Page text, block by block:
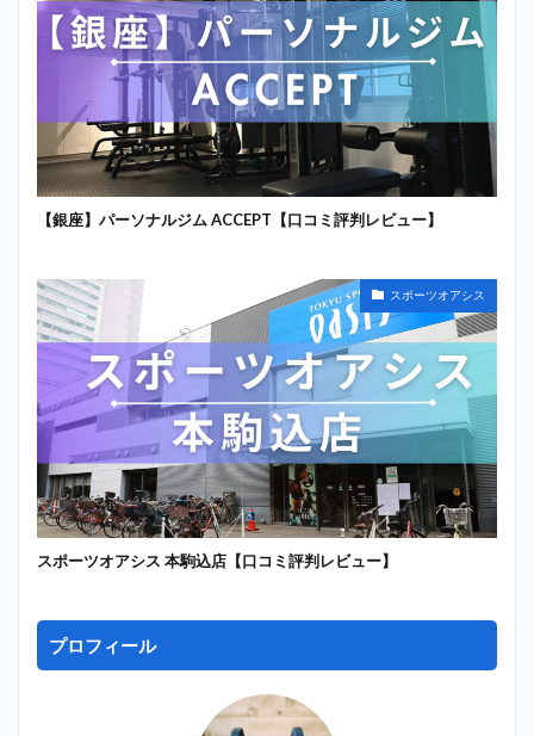
【銀座】パーソナルジム ACCEPT【口コミ評判レビュー】
スポーツオアシス
スポーツオアシス 本駒込店【口コミ評判レビュー】
プロフィール